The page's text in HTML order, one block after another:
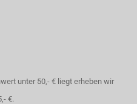
unter 50,- € liegt erheben wir
€.